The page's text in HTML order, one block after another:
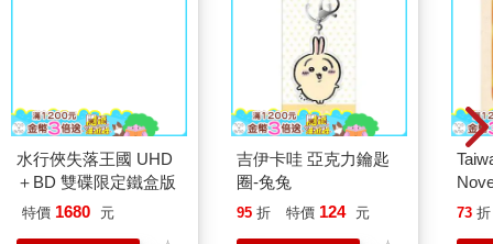
特價 1680 元
吉伊卡哇 亞克力鑰匙
圈-兔兔
95 折 特價 124 元 73 折